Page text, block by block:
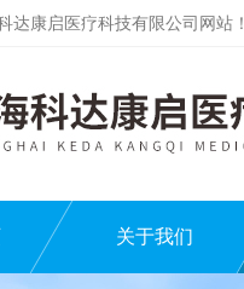
达康启医疗科技有限公司网站！
关于我们